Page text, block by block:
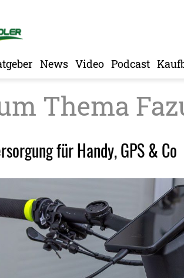
News Video Podcast
für Handy, GPS & Co